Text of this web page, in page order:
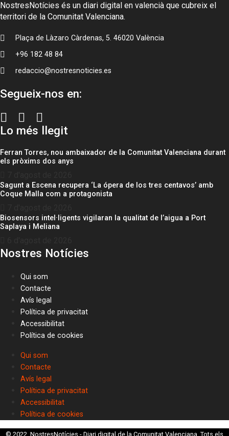
NostresNotícies és un diari digital en valencià que cubreix el
territori de la Comunitat Valenciana.
Plaça de Làzaro Càrdenas, 5. 46020 València
+96 182 48 84
redaccio@nostresnoticies.es
Segueix-nos en:
Lo més llegit
Ferran Torres, nou ambaixador de la Comunitat Valenciana durant
els pròxims dos anys
Sagunt a Escena recupera ‘La ópera de los tres centavos’ amb
Coque Malla com a protagonista
Biosensors intel·ligents vigilaran la qualitat de l’aigua a Port
Saplaya i Meliana
Nostres Notícies
Qui som
Contacte
Avís legal
Política de privacitat
Accessibilitat
Política de cookies
Qui som
Contacte
Avís legal
Política de privacitat
Accessibilitat
Política de cookies
© 2022, NostresNotícies - Diari digital de la Comunitat Valenciana. Tots els